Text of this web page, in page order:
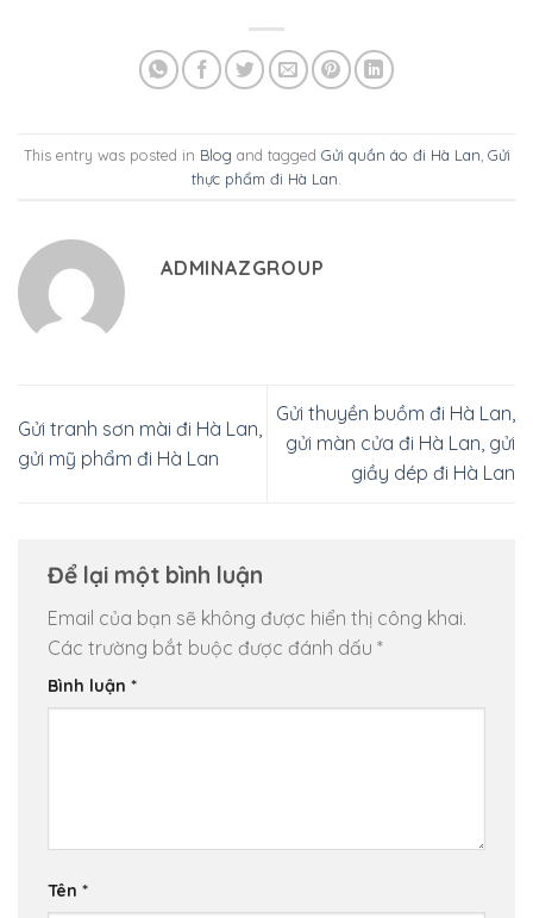
This entry was posted in Blog and tagged Gửi quần áo đi Hà Lan Gửi
thực phẩm đi Hà Lan
ADMINAZGROUP
Gửi tranh sơn mài đi Hà Lan,
gửi mỹ phẩm đi Hà Lan
Gửi thuyền buồm đi Hà Lan,
gửi màn cửa đi Hà Lan, gửi
giầy dép đi Hà Lan
Để lại một bình luận
Email của bạn sẽ không được hiển thị công khai.
Các trường bắt buộc được đánh dấu *
Bình luận *
Tên *